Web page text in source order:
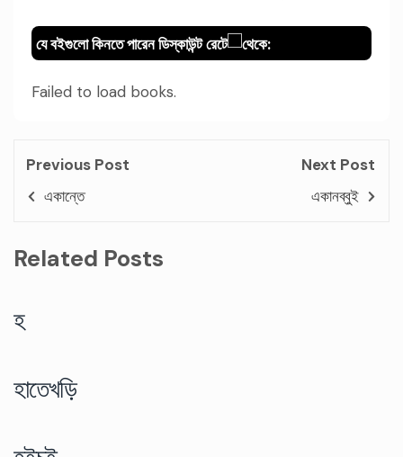
যে বইগুলো কিনতে পারেন ডিস্কাউন্ট রেটে থেকে:
Failed to load books.
Previous Post
একান্তে
Next Post
একানব্বুই
Related Posts
হ
হাতেখড়ি